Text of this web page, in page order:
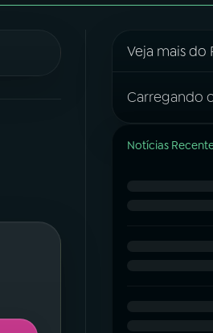
Veja mais do
Carregando
Notícias